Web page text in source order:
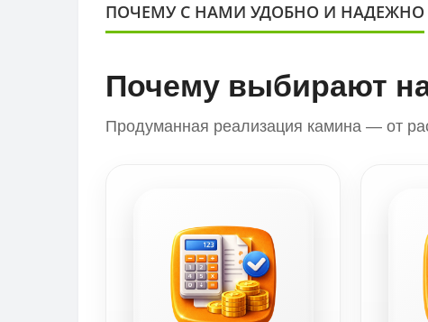
ПОЧЕМУ С НАМИ УДОБНО И НАДЕЖНО
Почему выбирают
Продуманная реализация камина — от